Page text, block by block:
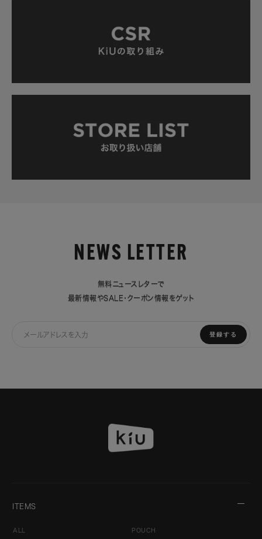
NEWS LETTER
無料ニュースレターで
最新情報やSALE・クーポン情報をゲット
登録する
ITEMS
ALL POUCH